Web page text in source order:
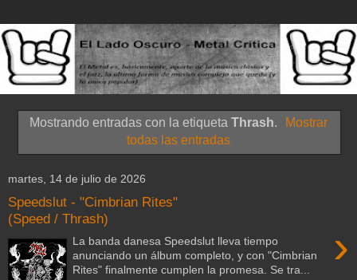
Mostrando entradas con la etiqueta Thrash.
Mostrar
todas las entradas
martes, 14 de julio de 2026
Speedslut - "Cimbrian Rites"
(Speed / Thrash)
›
La banda danesa Speedslut lleva tiempo
anunciando un álbum completo, y con "Cimbrian
Rites" finalmente cumplen la promesa. Se tra...